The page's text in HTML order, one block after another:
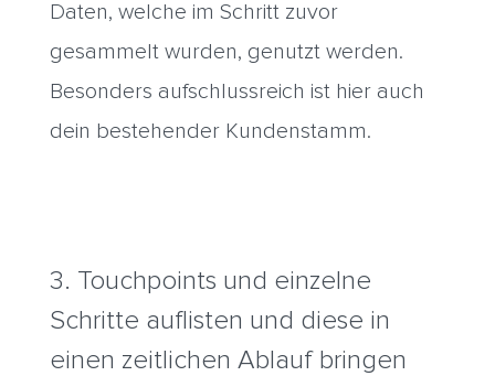
Daten, welche im Schritt zuvor
gesammelt wurden, genutzt werden.
Besonders aufschlussreich ist hier auch
dein bestehender Kundenstamm.
3. Touchpoints und einzelne
Schritte auflisten und diese in
einen zeitlichen Ablauf bringen